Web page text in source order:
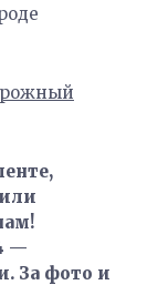
—
За фото и